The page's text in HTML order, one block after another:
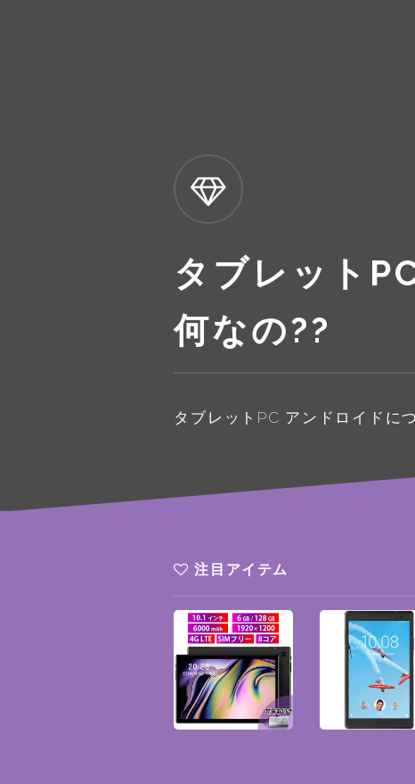
タブレット
何なの??
タブレットPC アンドロイドに
注目アイテム